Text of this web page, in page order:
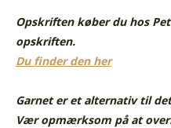
Opskriften køber du hos
opskriften.
Du finder den her
Garnet er et alternativ til
Vær opmærksom på at